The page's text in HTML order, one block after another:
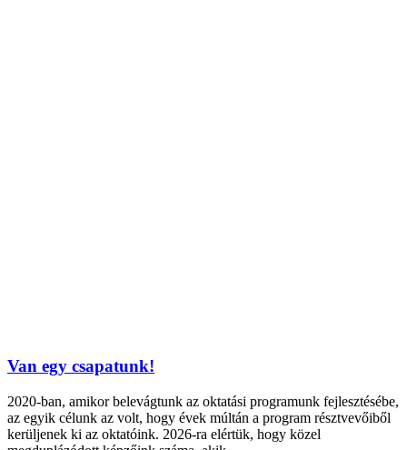
Van egy csapatunk!
2020-ban, amikor belevágtunk az oktatási programunk fejlesztésébe,
az egyik célunk az volt, hogy évek múltán a program résztvevőiből
kerüljenek ki az oktatóink. 2026-ra elértük, hogy közel